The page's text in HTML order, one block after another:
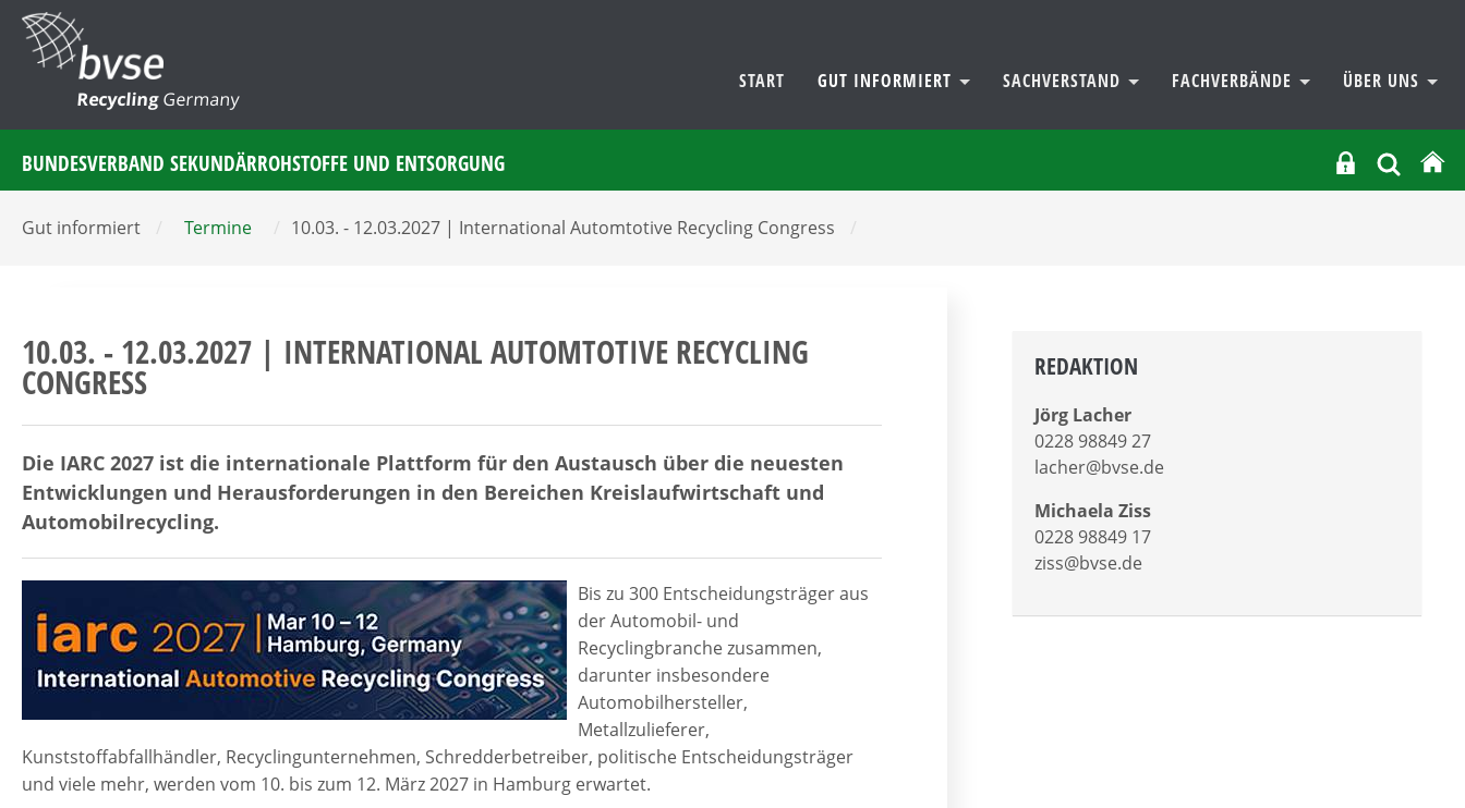
RecyclingGermany
START GUT INFORMIERT SACHVERSTAND FACHVERBÄNDE ÜBER UNS
BUNDESVERBAND SEKUNDÄRROHSTOFFE UND ENTSORGUNG
Gut informiert / Termine / 10.03. - 12.03.2027 | International Automtotive Recycling Congress /
10.03. - 12.03.2027 | INTERNATIONAL AUTOMTOTIVE RECYCLING
CONGRESS
Die IARC 2027 ist die internationale Plattform für den Austausch über die neuesten
Entwicklungen und Herausforderungen in den Bereichen Kreislaufwirtschaft und
Automobilrecycling.
Bis zu 300 Entscheidungsträger aus
der Automobil- und
Recyclingbranche zusammen,
darunter insbesondere
Automobilhersteller,
Metallzulieferer,
Kunststoffabfallhändler, Recyclingunternehmen, Schredderbetreiber, politische Entscheidungsträger
und viele mehr, werden vom 10. bis zum 12. März 2027 in Hamburg erwartet.
REDAKTION
Jörg Lacher
0228 98849 27
lacher@bvse.de
Michaela Ziss
0228 98849 17
ziss@bvse.de